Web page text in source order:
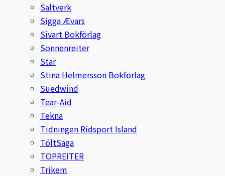
Saltverk
Sigga Ævars
Sivart Bokförlag
Sonnenreiter
Star
Stina Helmersson Bokförlag
Suedwind
Tear-Aid
Tekna
Tidningen Ridsport Island
TöltSaga
TOPREITER
Trikem